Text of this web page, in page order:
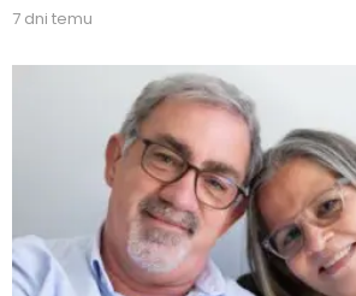
7 dni temu